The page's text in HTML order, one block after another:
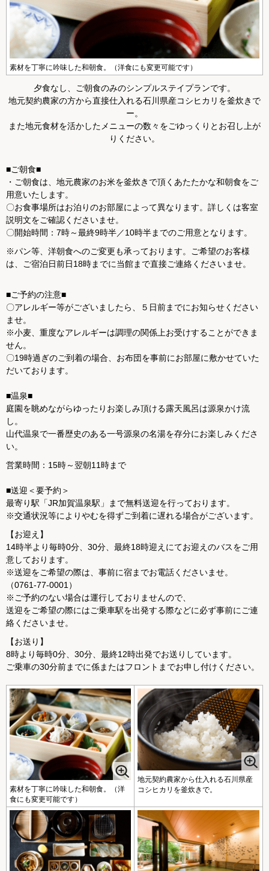
素材を丁寧に吟味した和朝食。（洋食にも変更可能です）
夕食なし、ご朝食のみのシンプルステイプランです。
地元契約農家の方から直接仕入れる石川県産コシヒカリを釜炊きで
ー。
また地元食材を活かしたメニューの数々をごゆっくりとお召し上が
りください。
■ご朝食■
・ご朝食は、地元農家のお米を釜炊きで頂くあたたかな和朝食をご
用意いたします。
〇お食事場所はお泊りのお部屋によって異なります。詳しくは客室
説明文をご確認くださいませ。
〇開始時間：7時～最終9時半／10時半までのご用意となります。
※パン等、洋朝食へのご変更も承っております。ご希望のお客様
は、ご宿泊日前日18時までに当館まで直接ご連絡くださいませ。
■ご予約の注意■
〇アレルギー等がございましたら、５日前までにお知らせください
ませ。
※小麦、重度なアレルギーは調理の関係上お受けすることができま
せん。
〇19時過ぎのご到着の場合、お布団を事前にお部屋に敷かせていた
だいております。
■温泉■
庭園を眺めながらゆったりお楽しみ頂ける露天風呂は源泉かけ流
し。
山代温泉で一番歴史のある一号源泉の名湯を存分にお楽しみくださ
い。
営業時間：15時～翌朝11時まで
■送迎＜要予約＞
最寄り駅「JR加賀温泉駅」まで無料送迎を行っております。
※交通状況等によりやむを得ずご到着に遅れる場合がございます。
【お迎え】
14時半より毎時0分、30分、最終18時迎えにてお迎えのバスをご用
意しております。
※送迎をご希望の際は、事前に宿までお電話くださいませ。
（0761-77-0001）
※ご予約のない場合は運行しておりませんので、
送迎をご希望の際にはご乗車駅を出発する際などに必ず事前にご連
絡くださいませ。
【お送り】
8時より毎時0分、30分、最終12時出発でお送りしています。
ご乗車の30分前までに係またはフロントまでお申し付けください。
素材を丁寧に吟味した和朝食。（洋
食にも変更可能です）
地元契約農家から仕入れる石川県産
コシヒカリを釜炊きで。